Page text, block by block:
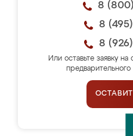
8
8
8
Или оставьте заявку на